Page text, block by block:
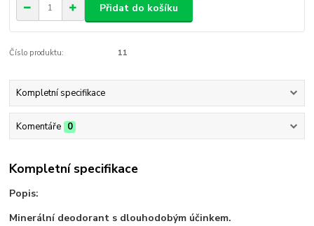
Přidat do košíku
Číslo produktu: 11
Kompletní specifikace
Komentáře 0
Kompletní specifikace
Popis:
Minerální deodorant s dlouhodobým účinkem.